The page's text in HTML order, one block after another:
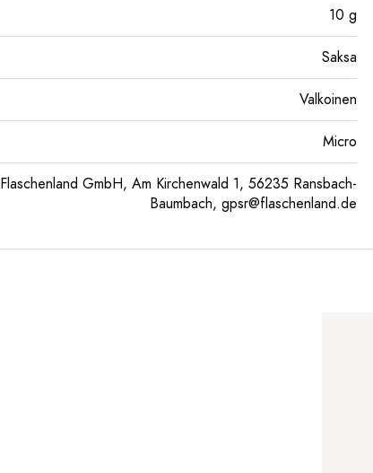
10 g
Saksa
Valkoinen
Micro
Flaschenland GmbH, Am Kirchenwald 1, 56235 Ransbach-
Baumbach, gpsr@flaschenland.de